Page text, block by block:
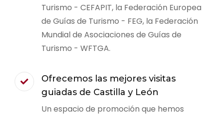
Turismo - CEFAPIT, la Federación Europea
de Guías de Turismo - FEG, la Federación
Mundial de Asociaciones de Guías de
Turismo - WFTGA.
Ofrecemos las mejores visitas
guiadas de Castilla y León
Un espacio de promoción que hemos